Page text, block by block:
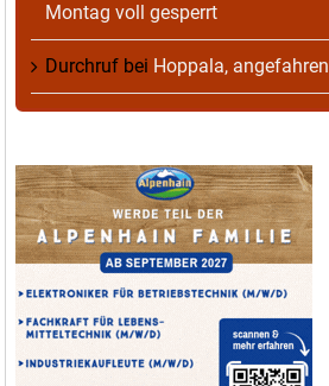
Montag voll gesperrt
Durchruf bei Hoppala, angefahren